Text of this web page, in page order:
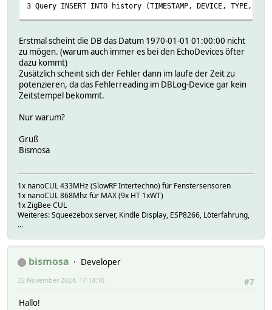
3 Query INSERT INTO history (TIMESTAMP, DEVICE,
Erstmal scheint die DB das Datum 1970-01-01 01:00:00 nicht
zu mögen. (warum auch immer es bei den EchoDevices öfter
dazu kommt)
Zusätzlich scheint sich der Fehler dann im laufe der Zeit zu
potenzieren, da das Fehlerreading im DBLog-Device gar kein
Zeitstempel bekommt.
Nur warum?
Gruß
Bismosa
1x nanoCUL 433MHz (SlowRF Intertechno) für Fenstersensoren
1x nanoCUL 868Mhz für MAX (9x HT 1xWT)
1x ZigBee CUL
Weiteres: Squeezebox server, Kindle Display, ESP8266, Löterfahrung,
...
bismosa
Developer
#7
22 November 2024, 17:14:10
Hallo!